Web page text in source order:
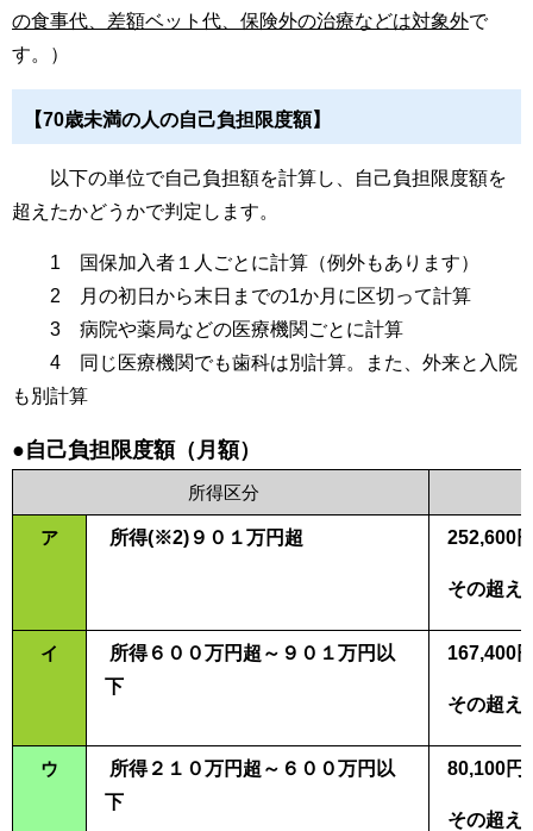
の食事代、差額ベット代、保険外の治療などは対象外で
す。）
【70歳未満の人の自己負担限度額】
以下の単位で自己負担額を計算し、自己負担限度額を
超えたかどうかで判定します。
1 国保加入者１人ごとに計算（例外もあります）
2 月の初日から末日までの1か月に区切って計算
3 病院や薬局などの医療機関ごとに計算
4 同じ医療機関でも歯科は別計算。また、外来と入院
も別計算
●自己負担限度額（月額）
所得区分
ア 所得(※2)９０１万円超 252,600
その超え
イ
所得６００万円超～９０１万円以
下
167,400
その超え
ウ
所得２１０万円超～６００万円以
下
80,100円
その超え